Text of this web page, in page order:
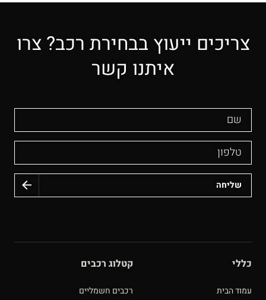
צריכים ייעוץ בבחירת רכב? צרו
איתנו קשר
שם
טלפון
כללי
עמוד הבית
קטלוג רכבים
רכבים חשמליים